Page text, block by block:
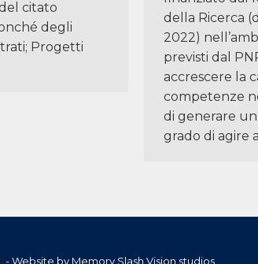
citato
degli
Progetti
della Ricerca
2022)
previsti dal
accrescere la
competenze
di generare
grado di agire
- Website by Memory Slash Vision studios